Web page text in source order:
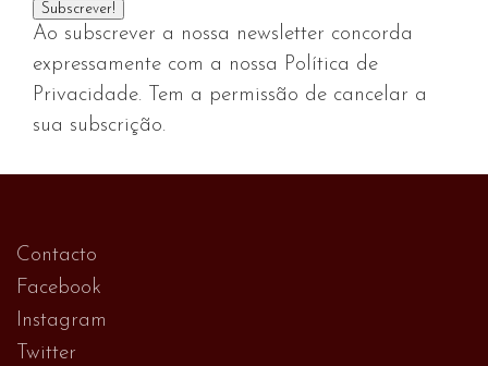
Ao subscrever a nossa newsletter concorda
expressamente com a nossa Política de
Privacidade. Tem a permissão de cancelar a
sua subscrição.
Contacto
Facebook
Instagram
Twitter